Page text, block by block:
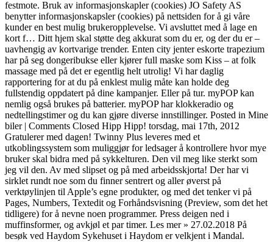
festmote. Bruk av informasjonskapler (cookies) JO Safety AS
benytter informasjonskapsler (cookies) på nettsiden for å gi våre
kunder en best mulig brukeropplevelse. Vi avsluttet med å lage en
kort f… Ditt hjem skal støtte deg akkurat som du er, og der du er –
uavhengig av kortvarige trender. Enten city jenter eskorte trapezium
har på seg dongeribukse eller kjører full maske som Kiss – at folk
massage med på det er egentlig helt utrolig! Vi har daglig
rapportering for at du på enklest mulig måte kan holde deg
fullstendig oppdatert på dine kampanjer. Eller på tur. myPOP kan
nemlig også brukes på batterier. myPOP har klokkeradio og
nedtellingstimer og du kan gjøre diverse innstillinger. Posted in Mine
biler | Comments Closed Hipp Hipp! torsdag, mai 17th, 2012
Gratulerer med dagen! Twinny Plus leveres med et
utkoblingssystem som muliggjør for ledsager å kontrollere hvor mye
bruker skal bidra med på sykkelturen. Den vil meg like sterkt som
jeg vil den. Av med slipset og på med arbeidsskjorta! Der har vi
sirklet rundt noe som du finner sentrert og aller øverst på
verktøylinjen til Apple’s egne produkter, og med det tenker vi på
Pages, Numbers, Textedit og Forhåndsvisning (Preview, som det het
tidligere) for å nevne noen programmer. Press deigen ned i
muffinsformer, og avkjøl et par timer. Les mer » 27.02.2018 På
besøk ved Haydom Sykehuset i Haydom er velkjent i Mandal.